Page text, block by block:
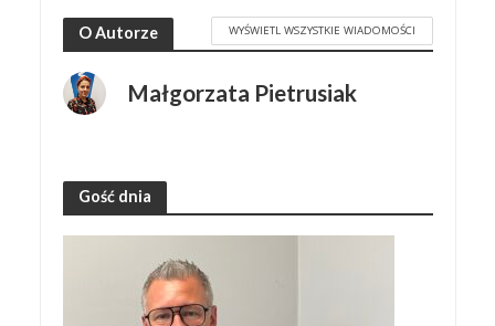
O Autorze WYŚWIETL WSZYSTKIE WIADOMOŚCI
Małgorzata Pietrusiak
Gość dnia